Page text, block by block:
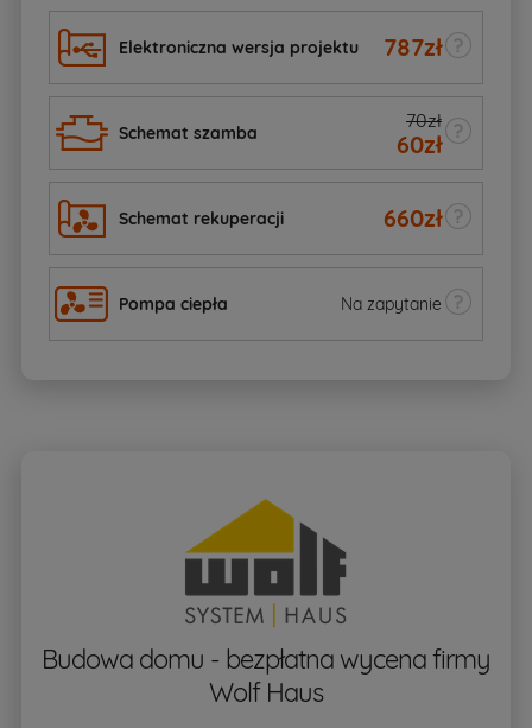
Elektroniczna wersja projektu 787zł
Schemat szamba
70zł
60zł
Schemat rekuperacji 660zł
Pompa ciepła Na zapytanie
Budowa domu - bezpłatna wycena firmy
Wolf Haus